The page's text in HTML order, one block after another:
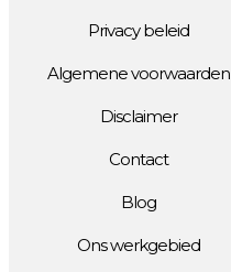
Privacy beleid
Algemene voorwaarden
Disclaimer
Contact
Blog
Ons werkgebied